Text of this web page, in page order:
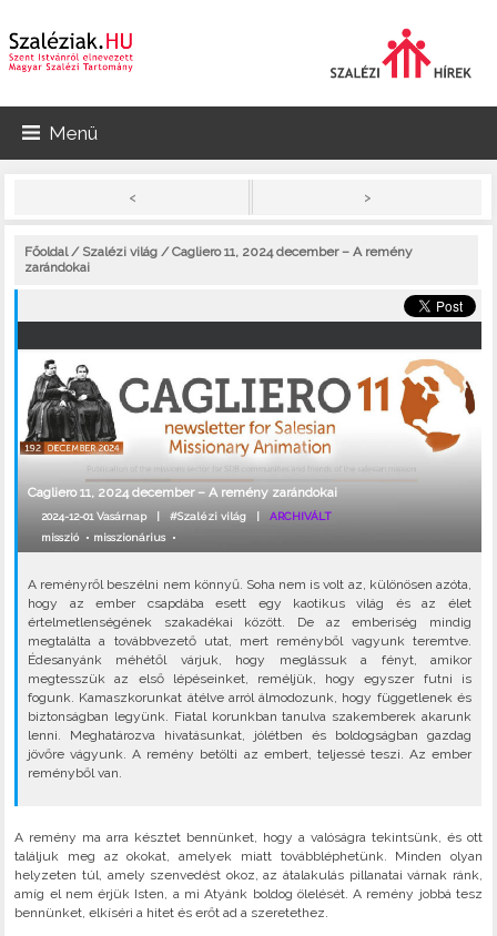
Menü
< >
Főoldal/ Szalézi világ / Cagliero 11, 2024 december – A remény
zarándokai
Cagliero 11, 2024 december – A remény zarándokai
2024-12-01 Vasárnap |#Szalézi világ |ARCHIVÁLT
misszió• misszionárius•
A reményről beszélni nem könnyű. Soha nem is volt az, különösen azóta,
hogy az ember csapdába esett egy kaotikus világ és az élet
értelmetlenségének szakadékai között. De az emberiség mindig
megtalálta a továbbvezető utat, mert reményből vagyunk teremtve.
Édesanyánk méhétől várjuk, hogy meglássuk a fényt, amikor
megtesszük az első lépéseinket, reméljük, hogy egyszer futni is
fogunk. Kamaszkorunkat átélve arról álmodozunk, hogy függetlenek és
biztonságban legyünk. Fiatal korunkban tanulva szakemberek akarunk
lenni. Meghatározva hivatásunkat, jólétben és boldogságban gazdag
jövőre vágyunk. A remény betölti az embert, teljessé teszi. Az ember
reményből van.
A remény ma arra késztet bennünket, hogy a valóságra tekintsünk, és ott
találjuk meg az okokat, amelyek miatt továbbléphetünk. Minden olyan
helyzeten túl, amely szenvedést okoz, az átalakulás pillanatai várnak ránk,
amíg el nem érjük Isten, a mi Atyánk boldog ölelését. A remény jobbá tesz
bennünket, elkíséri a hitet és erőt ad a szeretethez.